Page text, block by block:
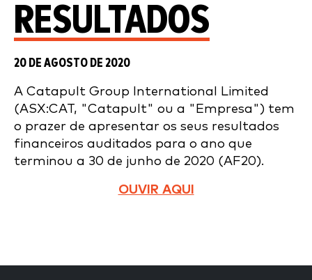
RESULTADOS
20 DE AGOSTO DE 2020
A Catapult Group International Limited
(ASX:CAT, "Catapult" ou a "Empresa") tem
o prazer de apresentar os seus resultados
financeiros auditados para o ano que
terminou a 30 de junho de 2020 (AF20).
OUVIR AQUI